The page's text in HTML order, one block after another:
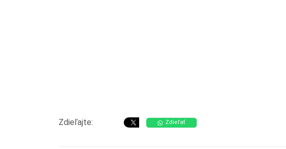
Zdieľajte: Zdieľať